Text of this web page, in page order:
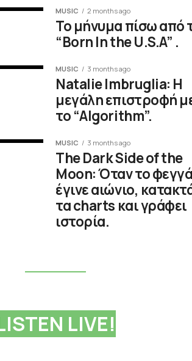
MUSIC 2 months ago
Το μήνυμα πίσω από
“Born In the U.S.A” .
MUSIC 3 months ago
Natalie Imbruglia: Η
μεγάλη επιστροφή
το “Algorithm”.
MUSIC 3 months ago
The Dark Side of the
Moon: Όταν το
έγινε αιώνιο,
τα charts και γράφει
ιστορία.
LIVE!